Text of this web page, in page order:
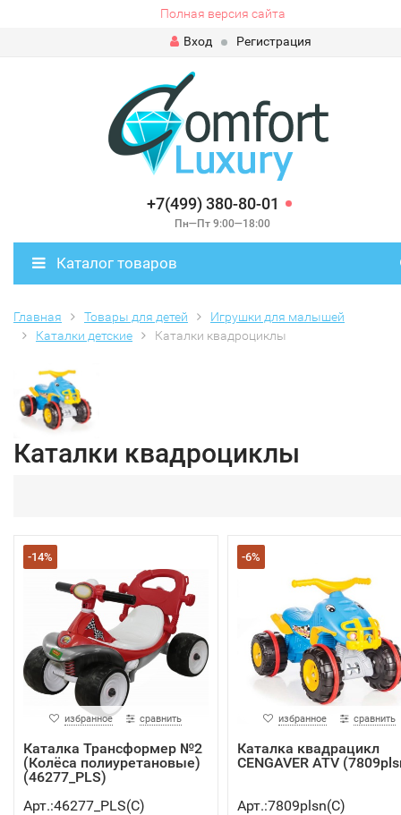
Полная версия сайта
Вход
Регистрация
+7(499) 380-80-01
Пн—Пт 9:00—18:00
Каталог товаров
Главная Товары для детей
Игрушки для малышей
Каталки детские
Каталки квадроциклы
Каталки квадроциклы
-14%
избранное сравнить
Каталка Трансформер №2
(Колёса полиуретановые)
(46277_PLS)
Арт.:46277_PLS(C)
-6%
избранное сравнить
Каталка квадрацикл
CENGAVER ATV
Арт.:7809plsn(C)